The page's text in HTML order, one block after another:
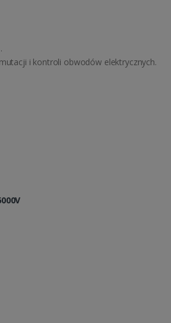
i kontroli obwodów elektrycznych.